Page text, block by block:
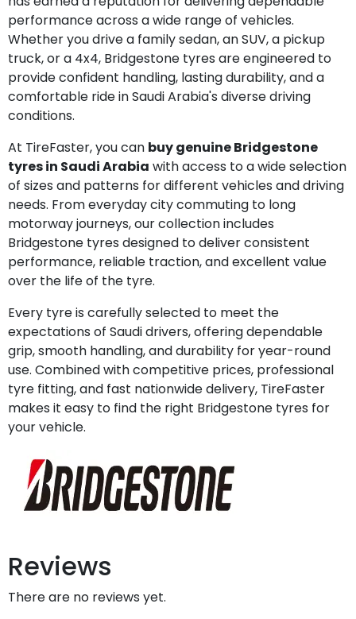
performance across a wide range of vehicles.
Whether you drive a family sedan, an SUV, a pickup
truck, or a 4x4, Bridgestone tyres are engineered to
provide confident handling, lasting durability, and a
comfortable ride in Saudi Arabia's diverse driving
conditions.
At TireFaster, you can buy genuine Bridgestone
tyres in Saudi Arabia with access to a wide selection
of sizes and patterns for different vehicles and driving
needs. From everyday city commuting to long
motorway journeys, our collection includes
Bridgestone tyres designed to deliver consistent
performance, reliable traction, and excellent value
over the life of the tyre.
Every tyre is carefully selected to meet the
expectations of Saudi drivers, offering dependable
grip, smooth handling, and durability for year-round
use. Combined with competitive prices, professional
tyre fitting, and fast nationwide delivery, TireFaster
makes it easy to find the right Bridgestone tyres for
your vehicle.
Reviews
There are no reviews yet.